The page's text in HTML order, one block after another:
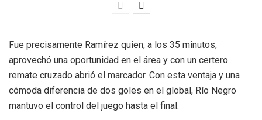
Fue precisamente Ramírez quien, a los 35 minutos,
aprovechó una oportunidad en el área y con un certero
remate cruzado abrió el marcador. Con esta ventaja y una
cómoda diferencia de dos goles en el global, Río Negro
mantuvo el control del juego hasta el final.